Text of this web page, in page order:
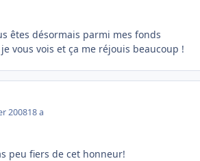
êtes désormais parmi mes fonds
vous vois et ça me réjouis beaucoup !
200818 a
peu fiers de cet honneur!